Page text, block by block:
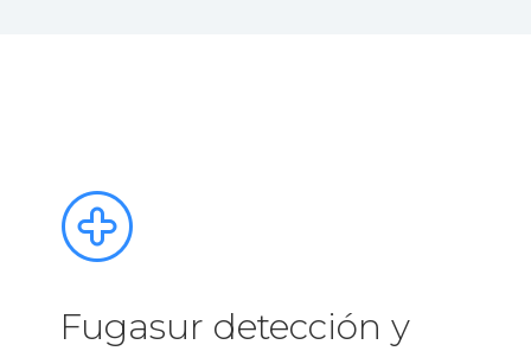
Fugasur detección y